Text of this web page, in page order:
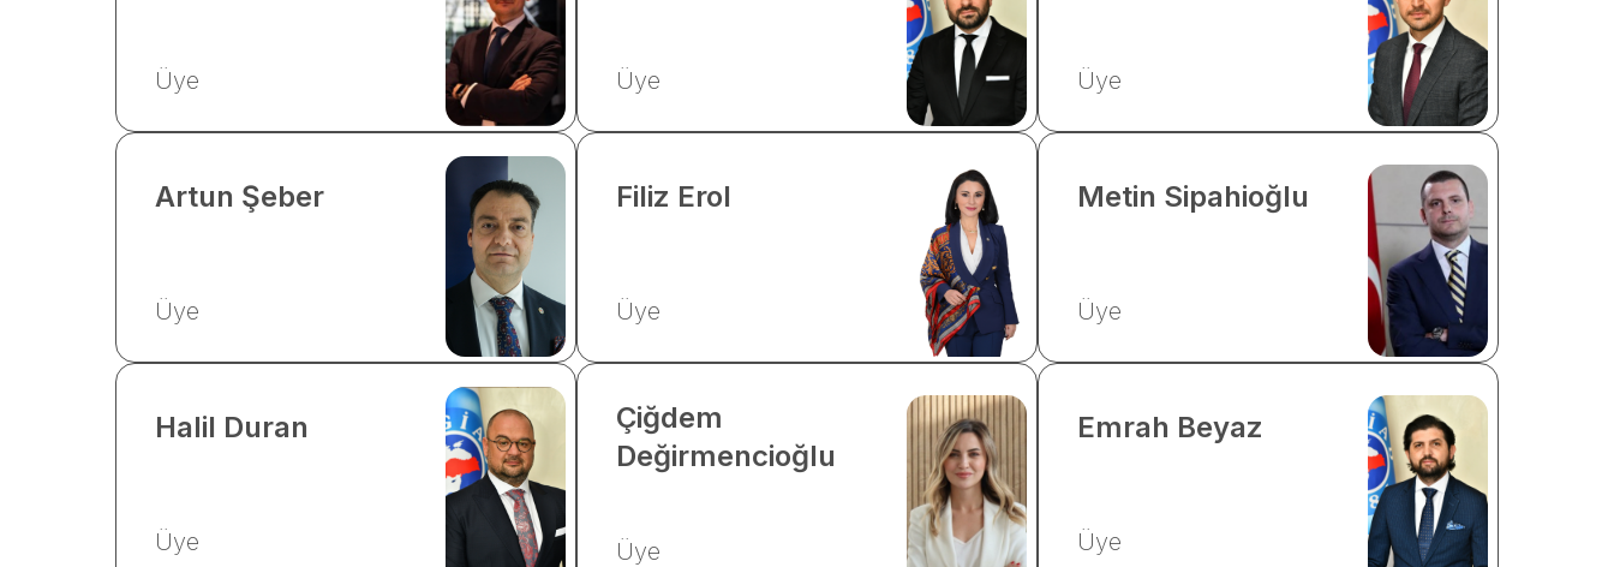
Üye Üye Üye
Artun Şeber
Üye
Filiz Erol
Üye
Metin Sipahioğlu
Üye
Halil Duran
Üye
Çiğdem
Değirmencioğlu
Üye
Emrah Beyaz
Üye